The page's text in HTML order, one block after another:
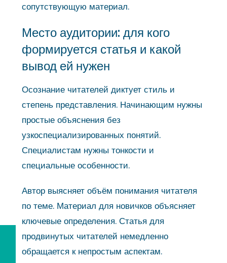
сопутствующую материал.
Место аудитории: для кого
формируется статья и какой
вывод ей нужен
Осознание читателей диктует стиль и
степень представления. Начинающим нужны
простые объяснения без
узкоспециализированных понятий.
Специалистам нужны тонкости и
специальные особенности.
Автор выясняет объём понимания читателя
по теме. Материал для новичков объясняет
ключевые определения. Статья для
продвинутых читателей немедленно
обращается к непростым аспектам.